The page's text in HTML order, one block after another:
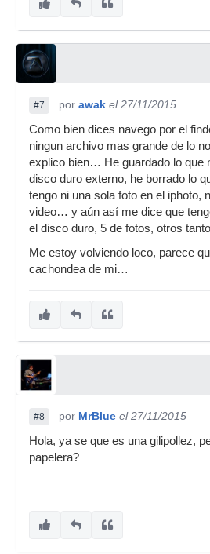
#7 por awak el 27/11/2015
Como bien dices navego por el
ningun archivo mas grande de lo
explico bien… He guardado lo que
disco duro externo, he borrado lo
tengo ni una sola foto en el iphoto,
video… y aún así me dice que
el disco duro, 5 de fotos, otros
Me estoy volviendo loco, parece
cachondea de mi…
#8 por MrBlue el 27/11/2015
Hola, ya se que es una gilipollez,
papelera?